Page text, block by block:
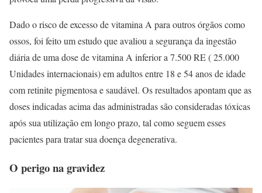
Dado o risco de excesso de vitamina A para outros órgãos como
ossos, foi feito um estudo que avaliou a segurança da ingestão
diária de uma dose de vitamina A inferior a 7.500 RE ( 25.000
Unidades internacionais) em adultos entre 18 e 54 anos de idade
com retinite pigmentosa e saudável. Os resultados apontam que as
doses indicadas acima das administradas são consideradas tóxicas
após sua utilização em longo prazo, tal como seguem esses
pacientes para tratar sua doença degenerativa.
O perigo na gravidez